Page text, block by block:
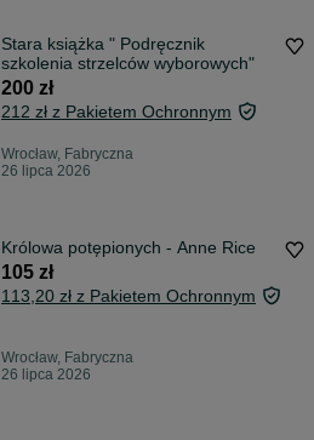
Stara książka " Podręcznik
szkolenia strzelców wyborowych"
200 zł
212 zł z Pakietem Ochronnym
Wrocław, Fabryczna
26 lipca 2026
Królowa potępionych - Anne Rice
105 zł
113,20 zł z Pakietem Ochronnym
Wrocław, Fabryczna
26 lipca 2026